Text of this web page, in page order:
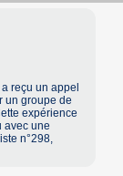
reçu un appel
un groupe de
expérience
avec une
n°298,